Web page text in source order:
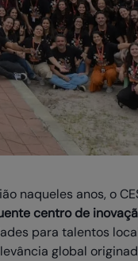
naqueles anos, o
centro de
para talentos
global